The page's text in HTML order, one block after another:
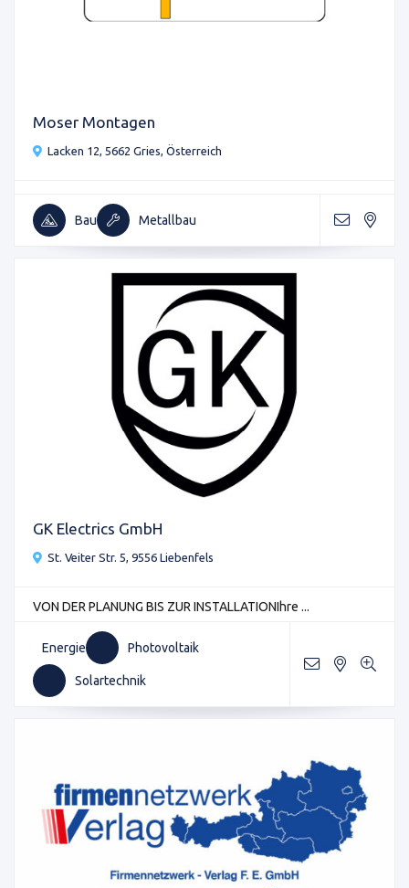
Moser Montagen
Lacken 12, 5662 Gries, Österreich
Bau Metallbau
GK Electrics GmbH
St. Veiter Str. 5, 9556 Liebenfels
VON DER PLANUNG BIS ZUR INSTALLATIONIhre ...
Energie Photovoltaik
Solartechnik